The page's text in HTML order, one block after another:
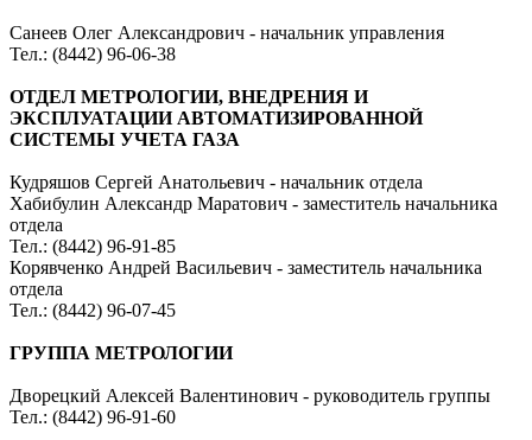
Санеев Олег Александрович - начальник управления
Тел.: (8442) 96-06-38
ОТДЕЛ МЕТРОЛОГИИ, ВНЕДРЕНИЯ И
ЭКСПЛУАТАЦИИ АВТОМАТИЗИРОВАННОЙ
СИСТЕМЫ УЧЕТА ГАЗА
Кудряшов Сергей Анатольевич - начальник отдела
Хабибулин Александр Маратович - заместитель начальника
отдела
Тел.: (8442) 96-91-85
Корявченко Андрей Васильевич - заместитель начальника
отдела
Тел.: (8442) 96-07-45
ГРУППА МЕТРОЛОГИИ
Дворецкий Алексей Валентинович - руководитель группы
Тел.: (8442) 96-91-60